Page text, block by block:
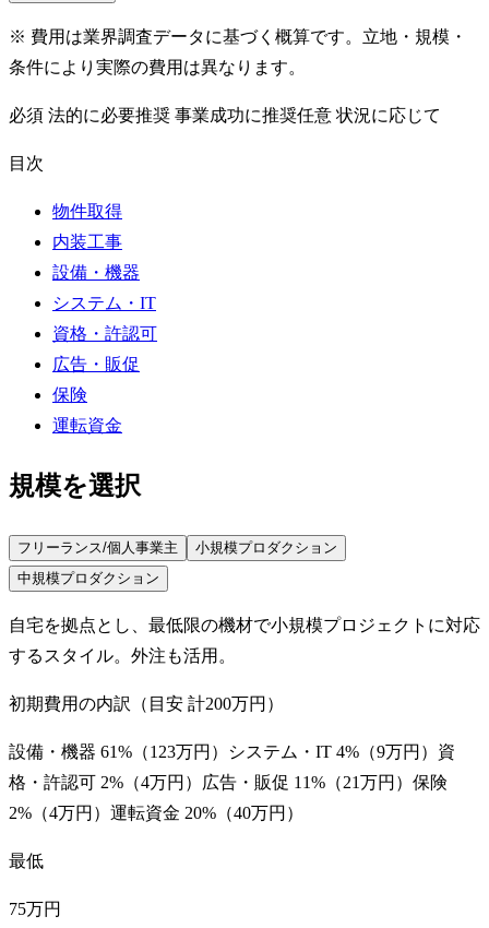
※ 費用は業界調査データに基づく概算です。立地・規模・
条件により実際の費用は異なります。
必須 法的に必要推奨 事業成功に推奨任意 状況に応じて
目次
物件取得
内装工事
設備・機器
システム・IT
資格・許認可
広告・販促
保険
運転資金
規模を選択
フリーランス/個人事業主
小規模プロダクション
中規模プロダクション
自宅を拠点とし、最低限の機材で小規模プロジェクトに対応
するスタイル。外注も活用。
初期費用の内訳（目安 計200万円 ）
設備・機器 61%（123万円 ） システム・IT 4%（9万円 ） 資
格・許認可 2%（4万円 ） 広告・販促 11%（21万円 ） 保険
2%（4万円 ） 運転資金 20%（40万円 ）
最低
75万円